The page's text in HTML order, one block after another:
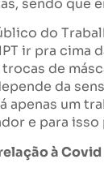
sendo que
do
ir pra cima
de
da
apenas um
e para
à Covid